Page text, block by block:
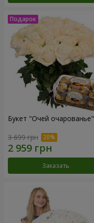
Букет "Очей очарованье"
3 699 грн
Заказать